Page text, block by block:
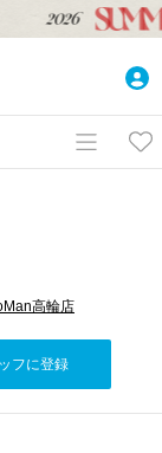
高輪店
フに登録